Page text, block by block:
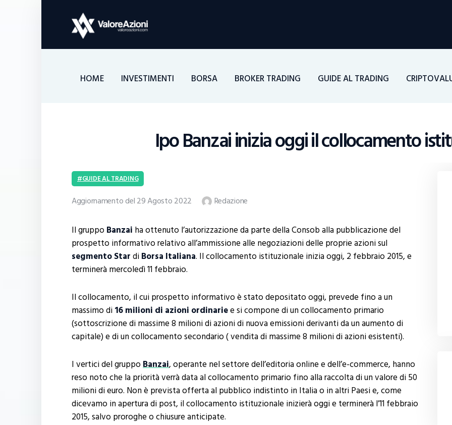
HOME INVESTIMENTI BORSA BROKER TRADING GUIDE AL TRADING
Ipo Banzai inizia oggi il collocamento
Investimenti
Borsa
Guide Al Trading
Criptovalute
GUIDE AL TRADING
Aggiornamento del 29 Agosto 2022 Redazione
Il gruppo Banzai ha ottenuto l’autorizzazione da parte della Consob alla pubblicazione del
prospetto informativo relativo all’ammissione alle negoziazioni delle proprie azioni sul
segmento StardiBorsa Italiana. Il collocamento istituzionale inizia oggi, 2 febbraio 2015, e
terminerà mercoledì 11 febbraio.
Il collocamento, il cui prospetto informativo è stato depositato oggi, prevede fino a un
massimo di16 milioni di azioni ordinariee si compone di un collocamento primario
(sottoscrizione di massime 8 milioni di azioni di nuova emissioni derivanti da un aumento di
capitale) e di un collocamento secondario ( vendita di massime 8 milioni di azioni esistenti).
I vertici del gruppoBanzai, operante nel settore dell’editoria online e dell’e-commerce, hanno
reso noto che la priorità verrà data al collocamento primario fino alla raccolta di un valore di 50
milioni di euro. Non è prevista offerta al pubblico indistinto in Italia o in altri Paesi e, come
dicevamo in apertura di post, il collocamento istituzionale inizierà oggi e terminerà l’11 febbraio
2015, salvo proroghe o chiusure anticipate.